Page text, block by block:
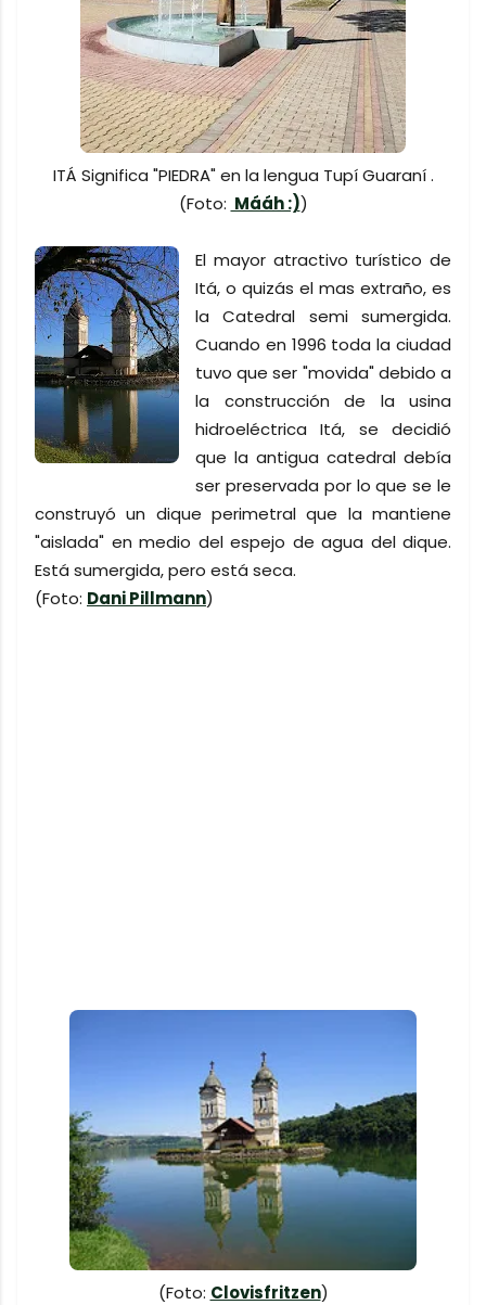
ITÁ Significa "PIEDRA" en la lengua Tupí Guaraní .
(Foto: Mááh :))
El mayor atractivo turístico de
Itá, o quizás el mas extraño, es
la Catedral semi sumergida.
Cuando en 1996 toda la ciudad
tuvo que ser "movida" debido a
la construcción de la usina
hidroeléctrica Itá, se decidió
que la antigua catedral debía
ser preservada por lo que se le
construyó un dique perimetral que la mantiene
"aislada" en medio del espejo de agua del dique.
Está sumergida, pero está seca.
(Foto: Dani Pillmann)
(Foto: Clovisfritzen)